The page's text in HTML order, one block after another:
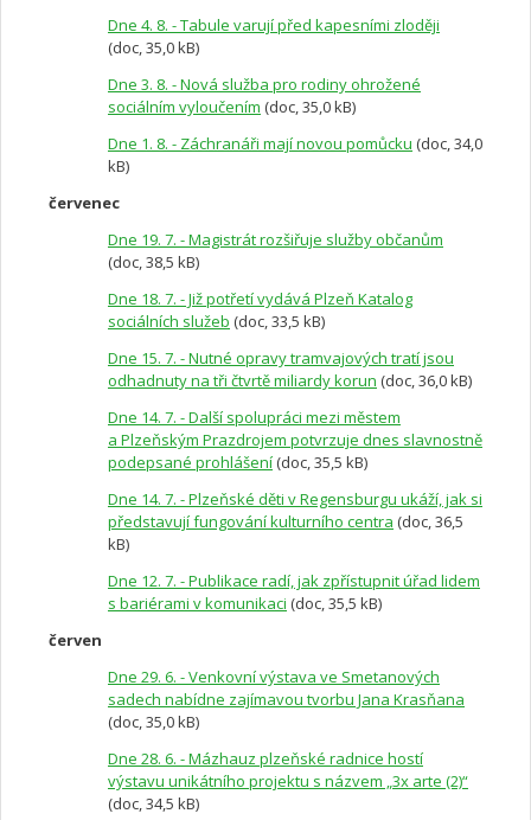
Dne 4. 8. - Tabule varují před kapesními zloději
(doc, 35,0 kB)
Dne 3. 8. - Nová služba pro rodiny ohrožené
sociálním vyloučením (doc, 35,0 kB)
Dne 1. 8. - Záchranáři mají novou pomůcku (doc, 34,0
kB)
červenec
Dne 19. 7. - Magistrát rozšiřuje služby občanům
(doc, 38,5 kB)
Dne 18. 7. - Již potřetí vydává Plzeň Katalog
sociálních služeb (doc, 33,5 kB)
Dne 15. 7. - Nutné opravy tramvajových tratí jsou
odhadnuty na tři čtvrtě miliardy korun (doc, 36,0 kB)
Dne 14. 7. - Další spolupráci mezi městem
a Plzeňským Prazdrojem potvrzuje dnes slavnostně
podepsané prohlášení (doc, 35,5 kB)
Dne 14. 7. - Plzeňské děti v Regensburgu ukáží, jak si
představují fungování kulturního centra (doc, 36,5
kB)
Dne 12. 7. - Publikace radí, jak zpřístupnit úřad lidem
s bariérami v komunikaci (doc, 35,5 kB)
červen
Dne 29. 6. - Venkovní výstava ve Smetanových
sadech nabídne zajímavou tvorbu Jana Krasňana
(doc, 35,0 kB)
Dne 28. 6. - Mázhauz plzeňské radnice hostí
výstavu unikátního projektu s názvem „3x arte (2)“
(doc, 34,5 kB)